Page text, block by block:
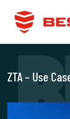
contenuti
ZTA – Use